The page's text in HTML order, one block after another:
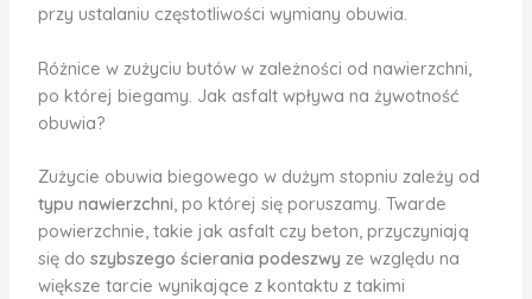
przy ustalaniu częstotliwości wymiany obuwia.
Różnice w zużyciu butów w zależności od nawierzchni,
po której biegamy. Jak asfalt wpływa na żywotność
obuwia?
Zużycie obuwia biegowego w dużym stopniu zależy od
typu nawierzchni, po której się poruszamy. Twarde
powierzchnie, takie jak asfalt czy beton, przyczyniają
się do szybszego ścierania podeszwy ze względu na
większe tarcie wynikające z kontaktu z takimi